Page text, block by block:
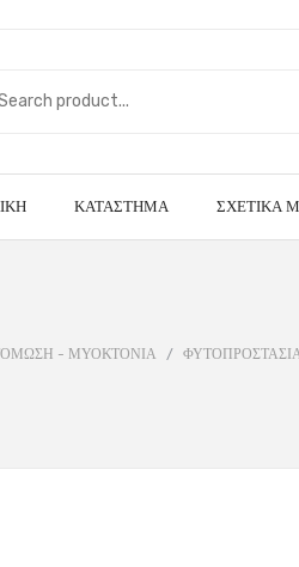
ΚΑΤΆΣΤΗΜΑ ΣΧΕΤΙΚΆ
- ΜΥΟΚΤΟΝΙΑ /